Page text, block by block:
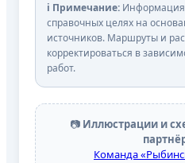
ℹ️ Примечание: Информация
справочных целях на
источников. Маршруты и
корректироваться в
работ.
📷 Иллюстрации и
Команда